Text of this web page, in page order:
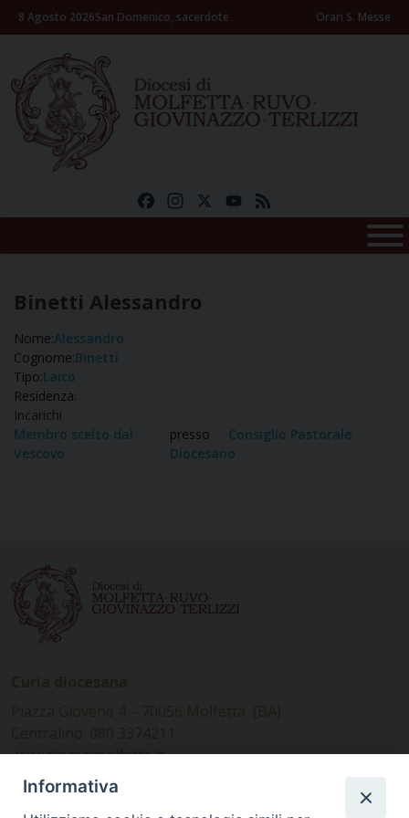
Skip8 Agosto 2026San Domenico, sacerdote Orari S. Messe
FacebookInstagramYouTube
Binetti Alessandro
Nome:Alessandro
Cognome:Binetti
Tipo:Laico
Residenza:
Incarichi
Membro scelto dal
Vescovo
presso
Consiglio Pastorale
Diocesano
www.diocesimolfetta.it –
diocesimolfetta@pec.chiesacattolica.it
Informativa